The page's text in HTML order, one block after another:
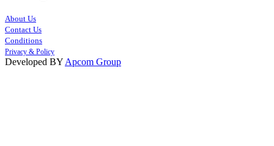
About Us
Contact Us
Conditions
Privacy & Policy
Developed BY Apcom Group